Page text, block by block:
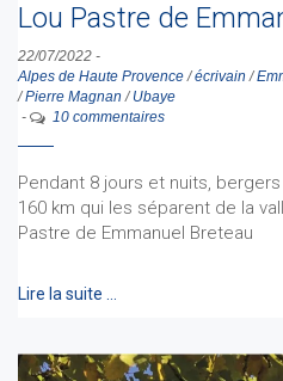
Lou Pastre de
22/07/2022 -
Alpes de Haute Provence/écrivain /
/Pierre Magnan / Ubaye
-
10 commentaires
Pendant 8 jours et nuits,
160 km qui les séparent de la
Pastre de Emmanuel Breteau
Lire la suite …